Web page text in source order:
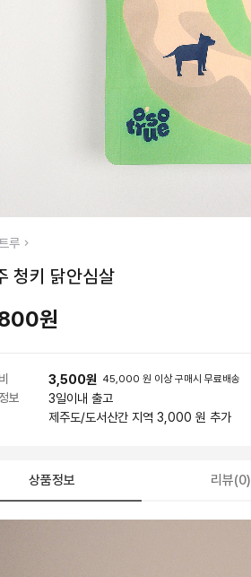
루
청키 닭안심살
원
3,500원 45,000 원 이상 구매시 무료배송
보 3일이내 출고
제주도/도서산간 지역 3,000 원 추가
상품정보 리뷰(0)